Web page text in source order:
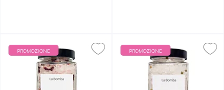
PROMOZIONE PROMOZIONE